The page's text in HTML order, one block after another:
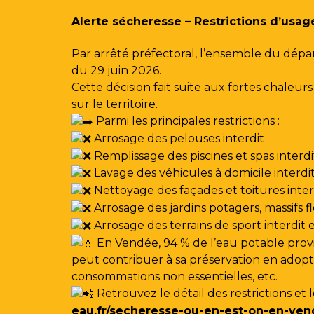
Alerte sécheresse – Restrictions
Par arrêté préfectoral, l’ensemble du
du 29 juin 2026.
Cette décision fait suite aux fortes
sur le territoire.
Parmi les principales restrictions :
Arrosage des pelouses interdit
Remplissage des piscines et spas
Lavage des véhicules à domicile interdit
Nettoyage des façades et toitures
Arrosage des jardins potagers,
Arrosage des terrains de sport interdit
En Vendée, 94 % de l’eau potable
peut contribuer à sa préservation en
consommations non essentielles, etc.
Retrouvez le détail des restrictions et
eau.fr/secheresse-ou-en-est-on-en-